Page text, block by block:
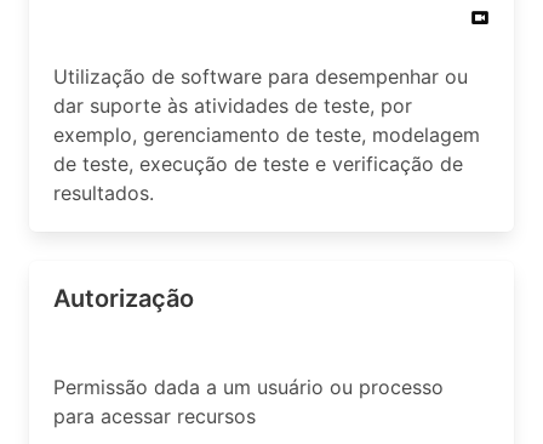
Utilização de software para desempenhar ou
dar suporte às atividades de teste, por
exemplo, gerenciamento de teste, modelagem
de teste, execução de teste e verificação de
resultados.
Autorização
Permissão dada a um usuário ou processo
para acessar recursos